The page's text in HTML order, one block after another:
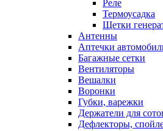
Реле
Термоусадка
Щетки
Антенны
Аптечки
Багажные сетки
Вентиляторы
Вешалки
Воронки
Губки, варежки
Держатели для
Дефлекторы,